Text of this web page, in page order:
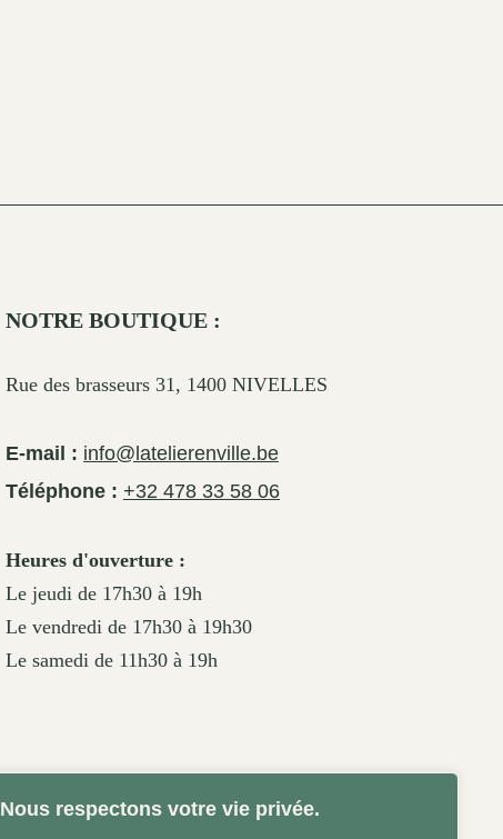
Nous respectons votre vie privée.
NOTRE BOUTIQUE :
Rue des brasseurs 31, 1400 NIVELLES
E-mail : info@latelierenville.be
Téléphone : +32 478 33 58 06
Heures d'ouverture :
Le jeudi de 17h30 à 19h
Le vendredi de 17h30 à 19h30
Le samedi de 11h30 à 19h